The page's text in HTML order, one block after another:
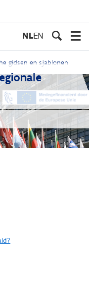
NLEN
gidsen en sjablonen